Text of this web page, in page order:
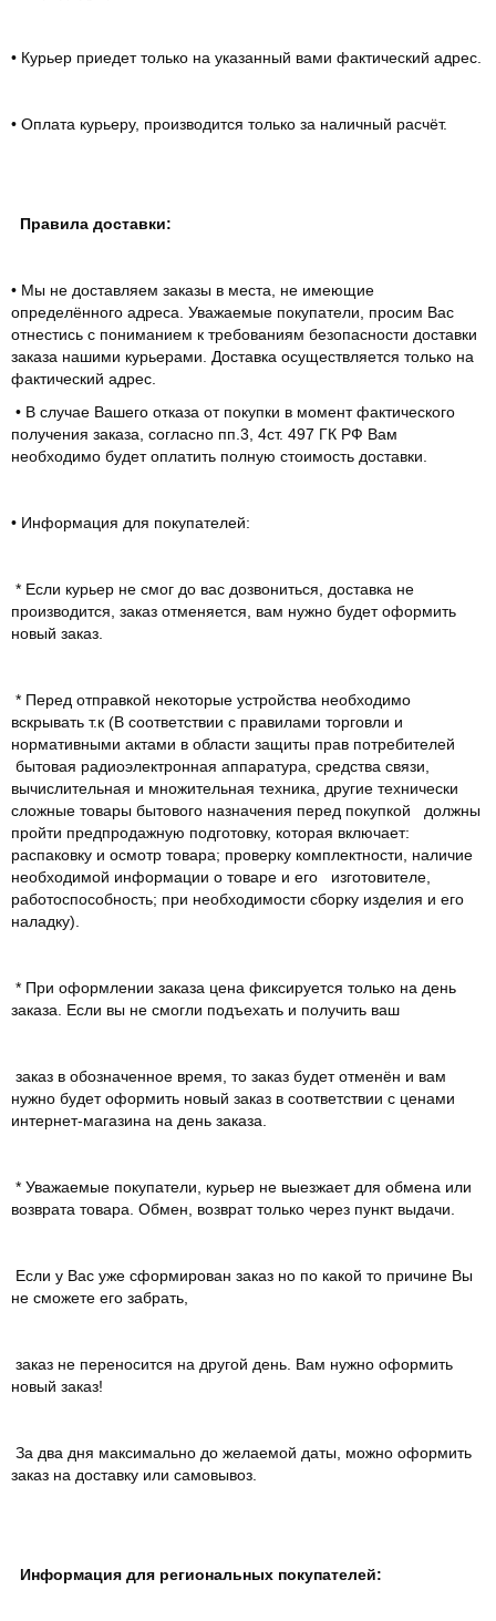
• Курьер приедет только на указанный вами фактический адрес.
• Оплата курьеру, производится только за наличный расчёт.
Правила доставки:
• Мы не доставляем заказы в места, не имеющие
определённого адреса. Уважаемые покупатели, просим Вас
отнестись с пониманием к требованиям безопасности доставки
заказа нашими курьерами. Доставка осуществляется только на
фактический адрес.
• В случае Вашего отказа от покупки в момент фактического
получения заказа, согласно пп.3, 4ст. 497 ГК РФ Вам
необходимо будет оплатить полную стоимость доставки.
• Информация для покупателей:
* Если курьер не смог до вас дозвониться, доставка не
производится, заказ отменяется, вам нужно будет оформить
новый заказ.
* Перед отправкой некоторые устройства необходимо
вскрывать т.к (В соответствии с правилами торговли и
нормативными актами в области защиты прав потребителей
бытовая радиоэлектронная аппаратура, средства связи,
вычислительная и множительная техника, другие технически
сложные товары бытового назначения перед покупкой должны
пройти предпродажную подготовку, которая включает:
распаковку и осмотр товара; проверку комплектности, наличие
необходимой информации о товаре и его изготовителе,
работоспособность; при необходимости сборку изделия и его
наладку).
* При оформлении заказа цена фиксируется только на день
заказа. Если вы не смогли подъехать и получить ваш
заказ в обозначенное время, то заказ будет отменён и вам
нужно будет оформить новый заказ в соответствии с ценами
интернет-магазина на день заказа.
* Уважаемые покупатели, курьер не выезжает для обмена или
возврата товара. Обмен, возврат только через пункт выдачи.
Если у Вас уже сформирован заказ но по какой то причине Вы
не сможете его забрать,
заказ не переносится на другой день. Вам нужно оформить
новый заказ!
За два дня максимально до желаемой даты, можно оформить
заказ на доставку или самовывоз.
Информация для региональных покупателей: